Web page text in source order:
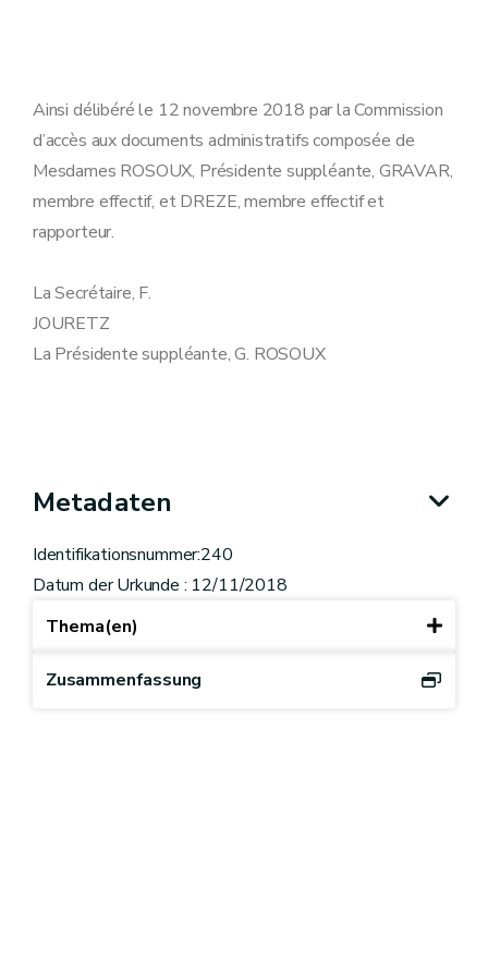
Ainsi délibéré le 12 novembre 2018 par la Commission
d’accès aux documents administratifs composée de
Mesdames ROSOUX, Présidente suppléante, GRAVAR,
membre effectif, et DREZE, membre effectif et
rapporteur.
La Secrétaire, F.
JOURETZ
La Présidente suppléante, G. ROSOUX
Metadaten
Identifikationsnummer:240
Datum der Urkunde : 12/11/2018
Thema(en)
Zusammenfassung